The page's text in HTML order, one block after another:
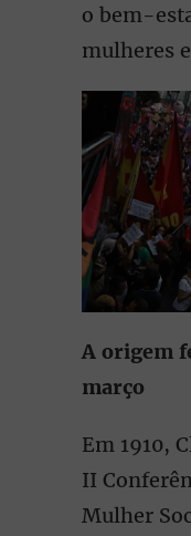
o bem-
mulheres
A origem
março
Em 1910,
II
Mulher